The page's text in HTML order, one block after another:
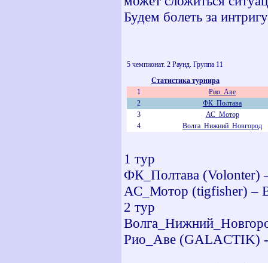
Будем болеть за
5 чемпионат. 2 Раунд. Группа 11
Статистика турнира
1
Рио_Аве
2
ФК_Полтава
3
АС_Мотор
4
Волга_Нижний_Новгород
1 тур
ФК_Полтава
АС_Мотор (tigfisher) –
2 тур
Рио_Аве (GALACTIK)